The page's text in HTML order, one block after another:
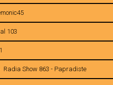
103
Radia Show 863 - Papradiste